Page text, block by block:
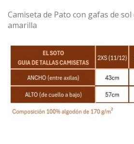
Camiseta de Pato con gafas de
amarilla